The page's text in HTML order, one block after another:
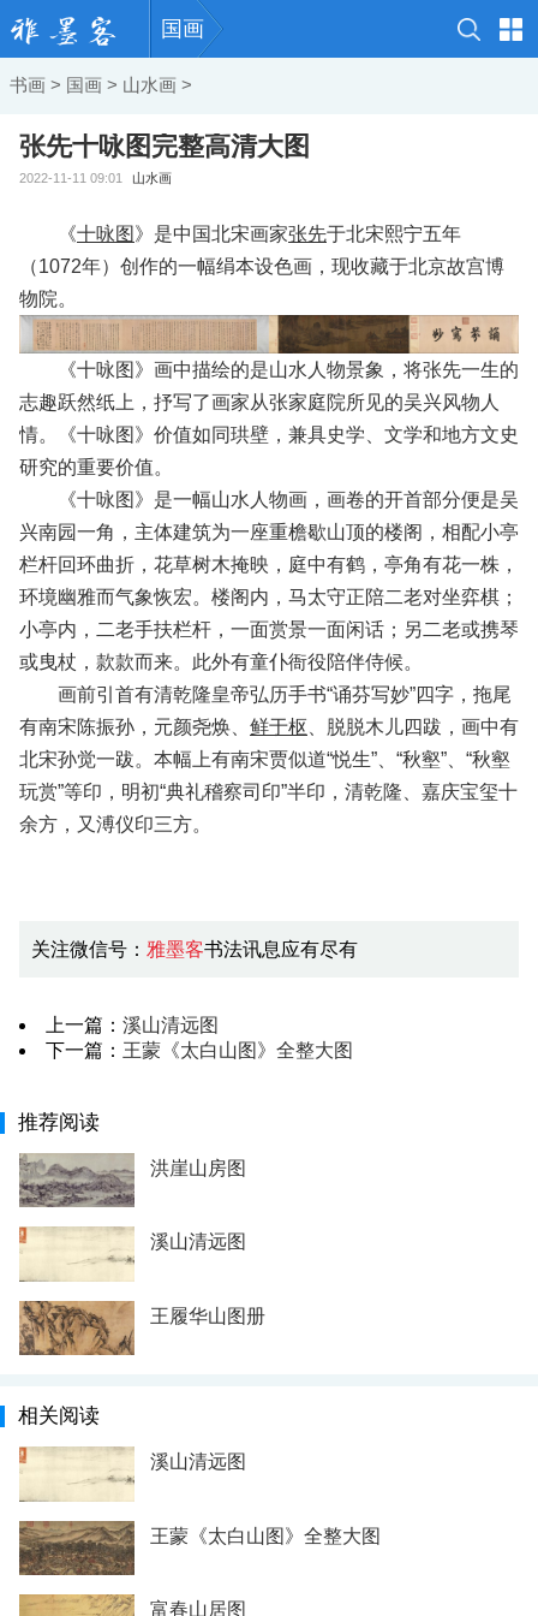
国画
书画 > 国画 > 山水画 >
张先十咏图完整高清大图
2022-11-11 09:01 山水画
《十咏图 》是中国北宋画家张先于北宋熙宁五年
（1072年）创作的一幅绢本设色画，现收藏于北京故宫博
物院。
《十咏图》画中描绘的是山水人物景象，将张先一生的
志趣跃然纸上，抒写了画家从张家庭院所见的吴兴风物人
情。《十咏图》价值如同珙壁，兼具史学、文学和地方文史
研究的重要价值。
《十咏图》是一幅山水人物画，画卷的开首部分便是吴
兴南园一角，主体建筑为一座重檐歇山顶的楼阁，相配小亭
栏杆回环曲折，花草树木掩映，庭中有鹤，亭角有花一株，
环境幽雅而气象恢宏。楼阁内，马太守正陪二老对坐弈棋；
小亭内，二老手扶栏杆，一面赏景一面闲话；另二老或携琴
或曳杖，款款而来。此外有童仆衙役陪伴侍候。
画前引首有清乾隆皇帝弘历手书“诵芬写妙”四字，拖尾
有南宋陈振孙，元颜尧焕、 鲜于枢 、脱脱木儿四跋，画中有
北宋孙觉一跋。本幅上有南宋贾似道“悦生”、“秋壑”、“秋壑
玩赏”等印，明初“典礼稽察司印”半印，清乾隆、嘉庆宝玺十
余方，又溥仪印三方。
关注微信号： 雅墨客书法讯息应有尽有
上一篇： 溪山清远图
下一篇： 王蒙《太白山图》全整大图
推荐阅读
洪崖山房图
溪山清远图
王履华山图册
相关阅读
溪山清远图
王蒙《太白山图》全整大图
富春山居图